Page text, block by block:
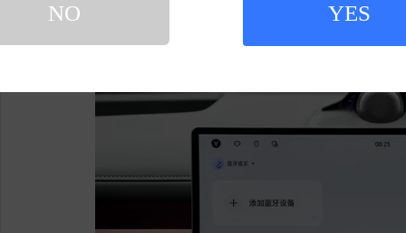
NO YES